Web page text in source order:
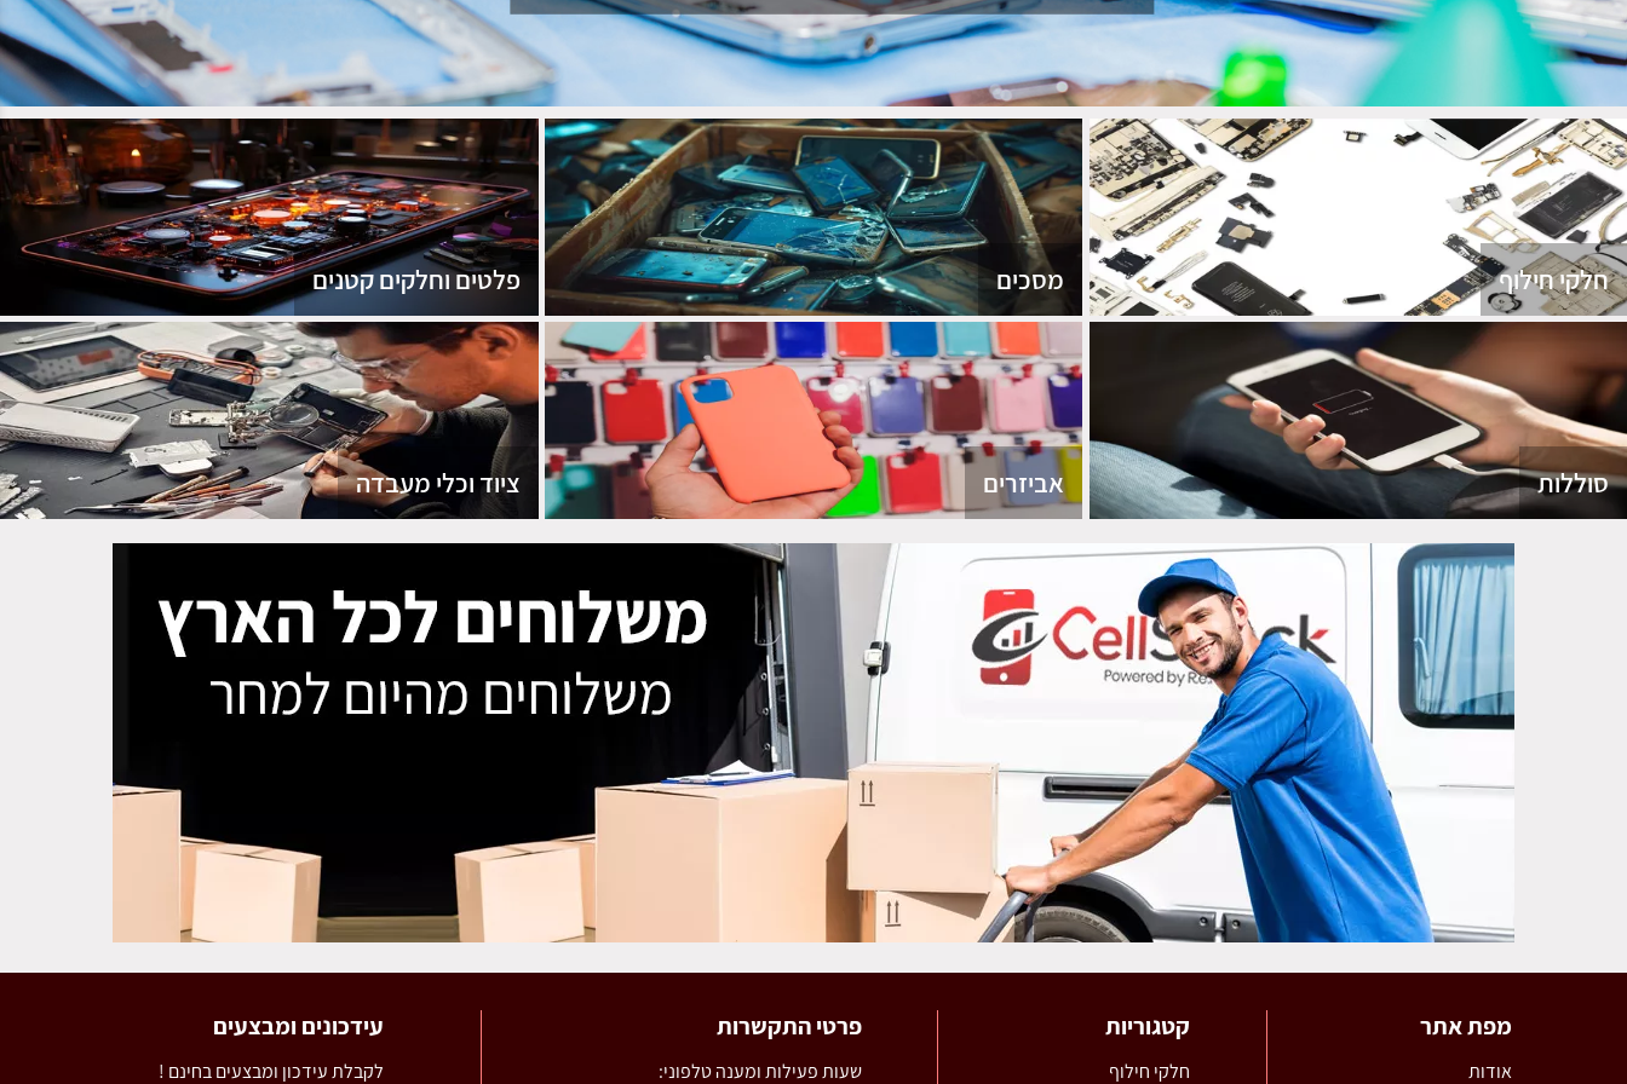
חלקי חילוף מסכים פלטים וחלקים קטנים
סוללות אביזרים ציוד וכלי מעבדה
מפת אתר
אודות
קטגוריות
חלקי חילוף
פרטי התקשרות
שעות פעילות ומענה טלפוני:
עידכונים ומבצעים
לקבלת עידכון ומבצעים בחינם !